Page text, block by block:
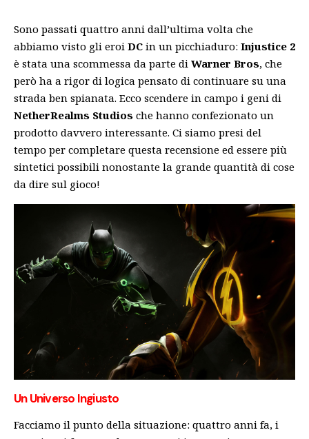
Sono passati quattro anni dall’ultima volta che
abbiamo visto gli eroi DC in un picchiaduro: Injustice 2
è stata una scommessa da parte di Warner Bros, che
però ha a rigor di logica pensato di continuare su una
strada ben spianata. Ecco scendere in campo i geni di
NetherRealms Studios che hanno confezionato un
prodotto davvero interessante. Ci siamo presi del
tempo per completare questa recensione ed essere più
sintetici possibili nonostante la grande quantità di cose
da dire sul gioco!
Un Universo Ingiusto
Facciamo il punto della situazione: quattro anni fa, i